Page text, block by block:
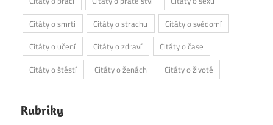
Citáty o smrti
Citáty o strachu
Citáty o svědomí
Citáty o učení
Citáty o zdraví
Citáty o čase
Citáty o štěstí
Citáty o ženách Citáty o životě
Rubriky